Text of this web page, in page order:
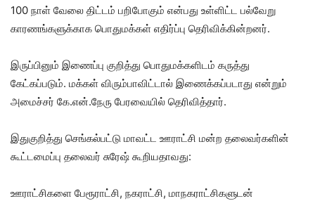
100 நாள் வேலை திட்டம் பறிபோகும் என்பது உள்ளிட்ட பல்வேறு
காரணங்களுக்காக பொதுமக்கள் எதிர்ப்பு தெரிவிக்கின்றனர்.
இருப்பினும் இணைப்பு குறித்து பொதுமக்களிடம் கருத்து
கேட்கப்படும். மக்கள் விரும்பாவிட்டால் இணைக்கப்படாது என்றும்
அமைச்சர் கே.என்.நேரு பேரவையில் தெரிவித்தார்.
இதுகுறித்து செங்கல்பட்டு மாவட்ட ஊராட்சி மன்ற தலைவர்களின்
கூட்டமைப்பு தலைவர் சுரேஷ் கூறியதாவது:
ஊராட்சிகளை பேரூராட்சி, நகராட்சி, மாநகராட்சிகளுடன்